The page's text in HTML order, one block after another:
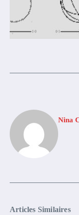
Nina
Articles Similaires